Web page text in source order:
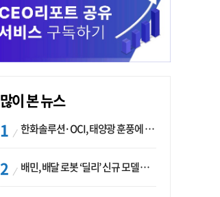
많이 본 뉴스
한화솔루션·OCI, 태양광 훈풍에 실적 개선…美 ‘섹션232’ 최대 변수
배민, 배달 로봇 ‘딜리’ 신규 모델 B마트 현장 투입